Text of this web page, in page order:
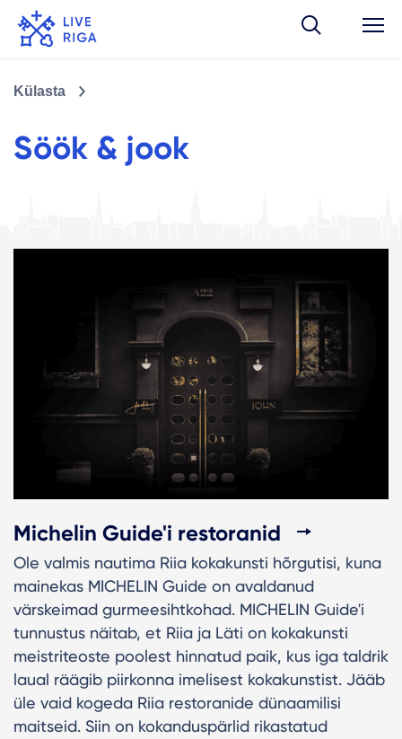
Külasta
Söök & jook
Michelin Guide'i restoranid
Ole valmis nautima Riia kokakunsti hõrgutisi, kuna
mainekas MICHELIN Guide on avaldanud
värskeimad gurmeesihtkohad. MICHELIN Guide'i
tunnustus näitab, et Riia ja Läti on kokakunsti
meistriteoste poolest hinnatud paik, kus iga taldrik
laual räägib piirkonna imelisest kokakunstist. Jääb
üle vaid kogeda Riia restoranide dünaamilisi
maitseid. Siin on kokanduspärlid rikastatud